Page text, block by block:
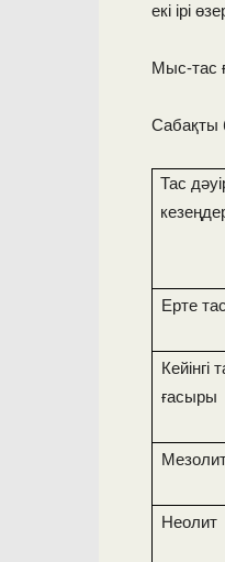
екі ірі
Мыс-тас
Сабақты
Тас
Ерте
Кейінгі
ғасыры
Неолит